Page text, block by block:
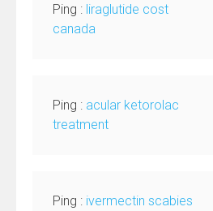
Ping : liraglutide cost
canada
Ping : acular ketorolac
treatment
Ping : ivermectin scabies